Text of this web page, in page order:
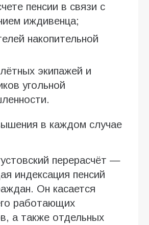
пенсии в связи с
иждивенца;
накопительной
экипажей и
угольной
в каждом случае
перерасчёт —
индексация пенсий
Он касается
работающих
а также отдельных